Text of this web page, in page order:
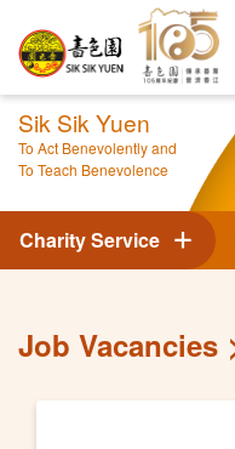
Sik Sik Yuen
To Act Benevolently and
To Teach Benevolence
Charity Service
Job Vacancies